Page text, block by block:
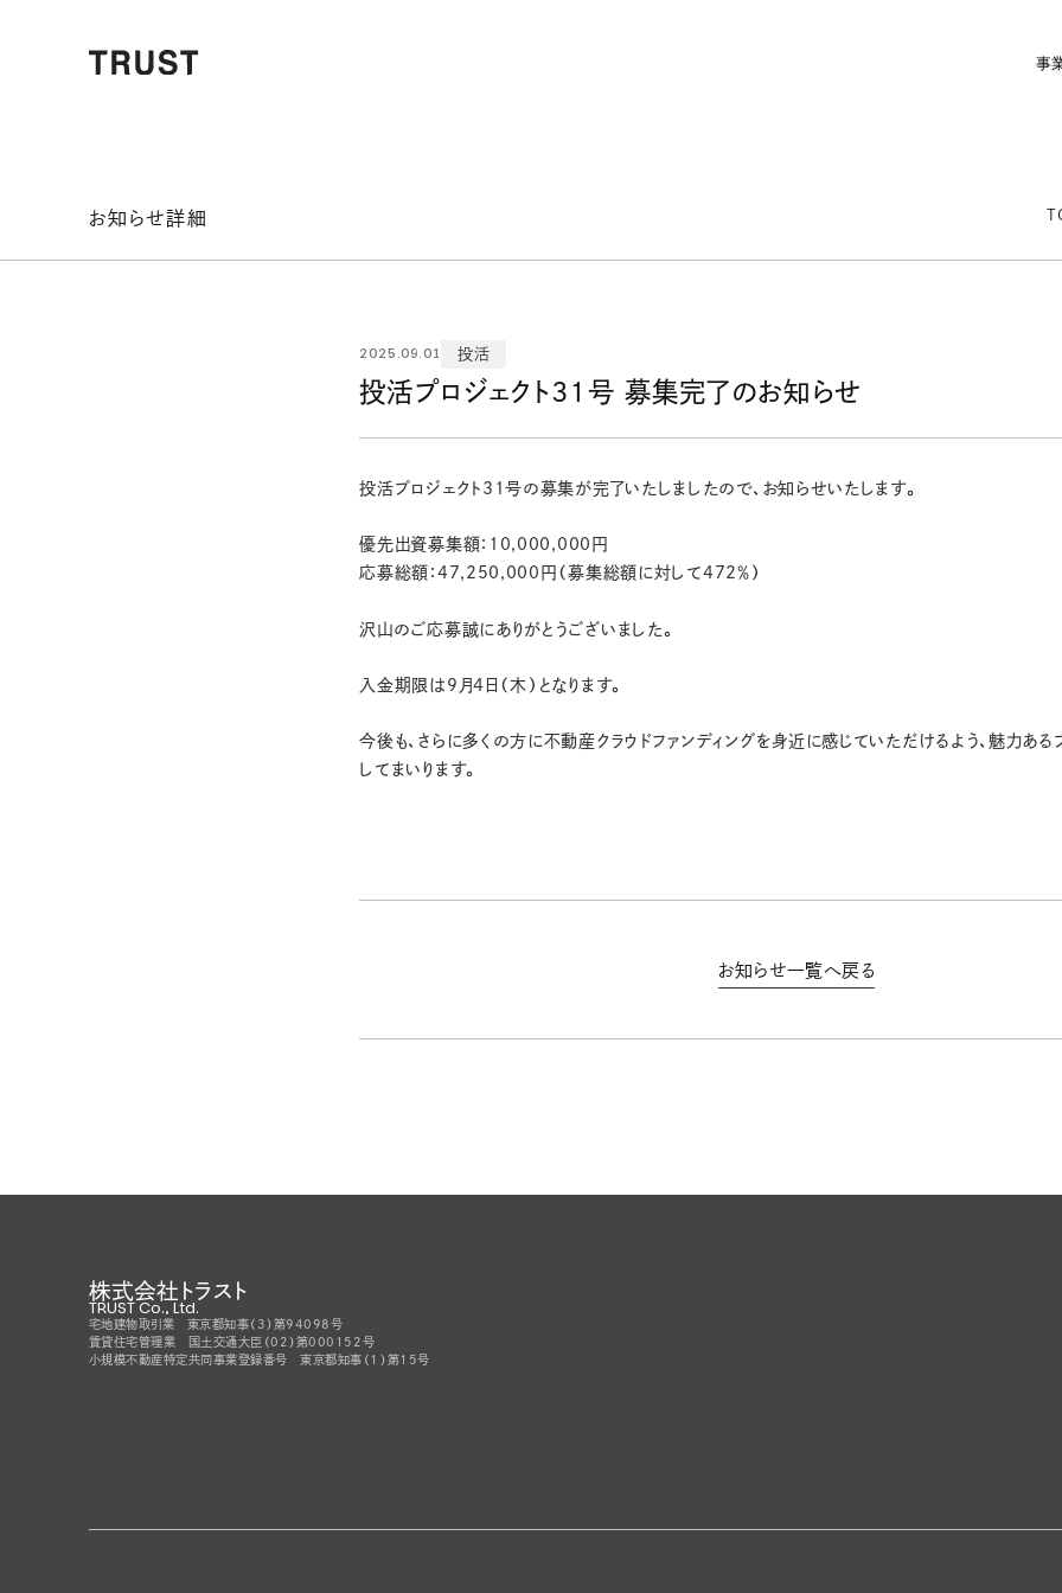
事
お知らせ詳細
2025.09.01 投活
投活プロジェクト31号 募集完了のお知らせ
投活プロジェクト31号の募集が完了いたしましたので、お知らせいたします。
優先出資募集額：10,000,000円
応募総額：47,250,000円（募集総額に対して472％）
沢山のご応募誠にありがとうございました。
入金期限は9月4日（木）となります。
今後も、さらに多くの方に不動産クラウドファンディングを身近に感じていただけるよう、魅力あ
してまいります。
お知らせ一覧へ戻る
株式会社トラスト
TRUST Co., Ltd.
宅地建物取引業 東京都知事（3）第94098号
賃貸住宅管理業 国土交通大臣（02）第000152号
小規模不動産特定共同事業登録番号 東京都知事（1）第15号